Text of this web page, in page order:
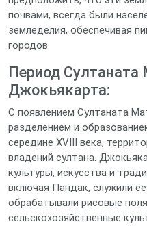
почвами, всегда были
земледелия, обеспечивая
городов.
Период
Джокьякарта:
С появлением Султаната
разделением и
середине XVIII века,
владений султана.
культуры, искусства и
включая Пандак, служили
обрабатывали рисовые
сельскохозяйственные